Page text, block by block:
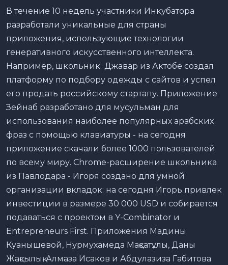
В течение 10 недель участники Инкубатора
разработали уникальные для страны
приложения, использующие технологии
генеративного искусственного интеллекта.
Например, школьник Джавар из Актобе создал
платформу по подбору одежды с сайтов и успел
его продать российскому стартапу. Приложение
Зейнаб разработано для мусульман для
использования наиболее популярных арабских
фраз с помощью клавиатуры - на сегодня
приложение скачали более 1000 пользователей
по всему миру. Chrome-расширение школьника
из Павлодара - Игоря создано для умной
организации вкладок: на сегодня Игорь привлек
инвестиции в размере 30 000 USD и собирается
подаваться с проектом в Y-Combinator и
Entrepreneurs First. Приложения Мадины
Куанышевой, Нурмухамеда Мақсатұлы, Даны
Жақсылық, Алмаза Исаков и Абдулазиза Габитова